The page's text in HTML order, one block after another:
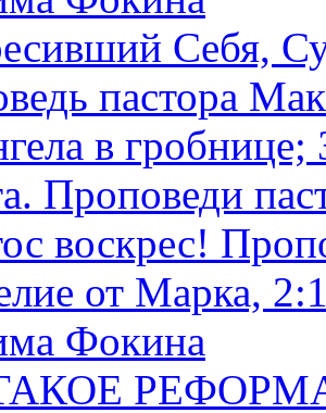
Себя,
пастора
в
Проповеди
воскрес!
от Марка,
Фокина